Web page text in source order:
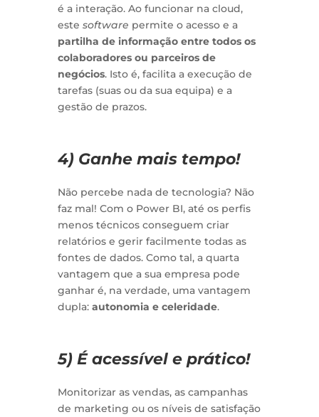
é a interação. Ao funcionar na cloud,
este software permite o acesso e a
partilha de informação entre todos os
colaboradores ou parceiros de
negócios. Isto é, facilita a execução de
tarefas (suas ou da sua equipa) e a
gestão de prazos.
4) Ganhe mais tempo!
Não percebe nada de tecnologia? Não
faz mal! Com o Power BI, até os perfis
menos técnicos conseguem criar
relatórios e gerir facilmente todas as
fontes de dados. Como tal, a quarta
vantagem que a sua empresa pode
ganhar é, na verdade, uma vantagem
dupla:autonomia e celeridade.
5) É acessível e prático!
Monitorizar as vendas, as campanhas
de marketing ou os níveis de satisfação